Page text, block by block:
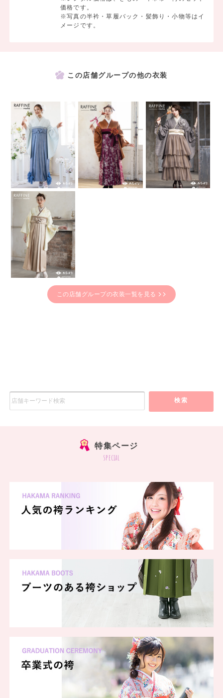
価格です。
※写真の半衿・草履バック・髪飾り・小物等はイ
メージです。
この店舗グループの他の衣装
この店舗グループの衣装一覧を見る
検索
特集ページ
special